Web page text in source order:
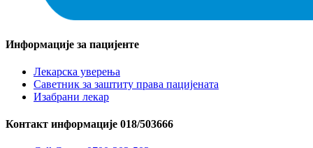
Информације за пацијенте
Лекарска уверења
Саветник за заштиту права пацијената
Изабрани лекар
Контакт информације 018/503666